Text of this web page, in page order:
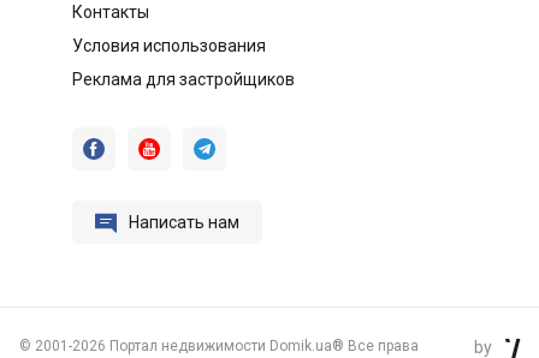
Контакты
Условия использования
Реклама для застройщиков
  
 Написать нам
© 2001-2026 Портал недвижимости Domik.ua® Все права by 